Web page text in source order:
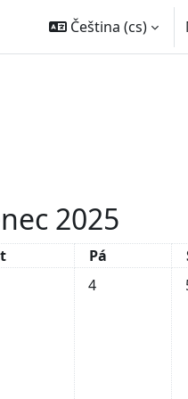
Čeština ‎(cs)‎
2025
Pátek
Pá
2. července
události, čtvrtek, 3.
Žádné události,
4